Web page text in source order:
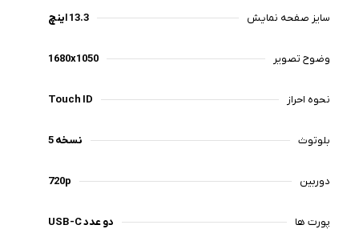
سایز صفحه نمایش 13.3 اینچ
وضوح تصویر 1680x1050
نحوه احراز Touch ID
بلوتوث نسخه 5
دوربین 720p
پورت ها دو عدد USB-C